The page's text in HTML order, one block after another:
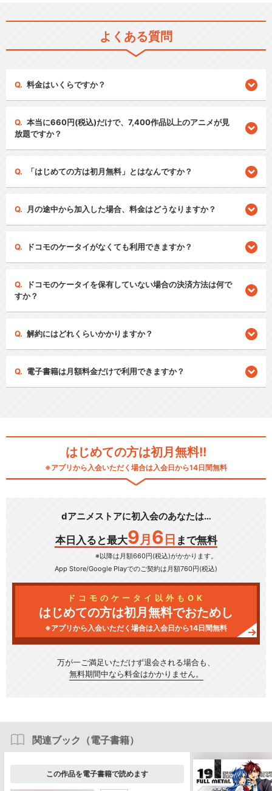
よくある質問
料金はいくらですか？
本当に660円(税込)だけで、7,400作品以上のアニメが見
放題ですか？
「はじめての方は初月無料」とはなんですか？
月の途中から加入した場合、料金はどうなりますか？
ドコモのケータイがなくても利用できますか？
ドコモのケータイを保有していない場合の決済方法は何で
すか？
解約にはどれくらいかかりますか？
電子書籍は月額料金だけで利用できますか？
はじめての方は初月無料!!
※アプリから入会いただく場合は入会日から14日間無料
dアニメストアに初入会のあなたは…
本日入ると最大9 月 6 日 まで無料
※以降は月額660円(税込)がかかります。
App Store/Google Playでのご契約は月額760円(税込)
ドコモのケータイ以外もOK
はじめての方は初月無料でおためし
※アプリから入会いただく場合は入会日から14日間無料
万が一ご満足いただけず退会される場合も、
無料期間中なら料金はかかりません。
関連ブック（電子書籍）
この作品を電子書籍で読めます